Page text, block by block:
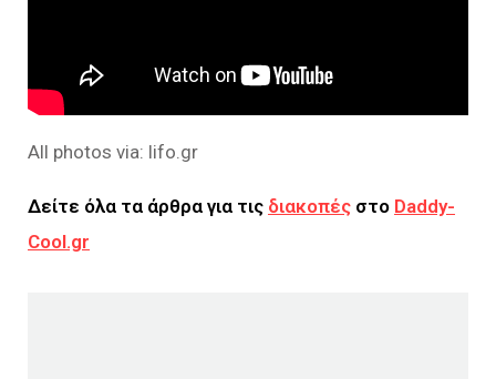
All photos via: lifo.gr
Δείτε όλα τα άρθρα για τις διακοπές στο Daddy-
Cool.gr